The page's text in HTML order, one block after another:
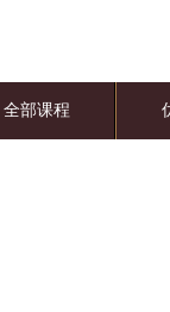
全部课程